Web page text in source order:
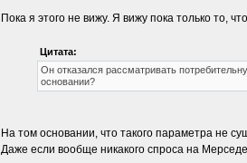
Пока я этого не вижу. Я вижу пока только то,
Цитата:
Он отказался рассматривать
основании?
На том основании, что такого параметра не
Даже если вообще никакого спроса на